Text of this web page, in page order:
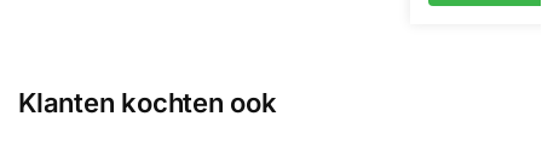
Klanten kochten ook